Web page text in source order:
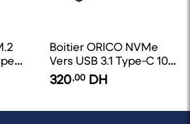
Boitier ORICO NVMe
Vers USB 3.1 Type-C 10
Gbps
320,00 DH